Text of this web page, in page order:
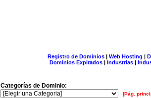
Registro de Dominios| Web Hosting |
Dominios Expirados | Industrias |
Categorías de Dominio:
[Pág.